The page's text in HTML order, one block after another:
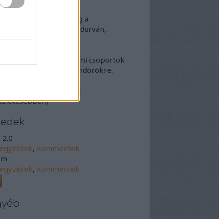
elvek
a másikat, nem pedig a
minősíted durván,
egy időre.
népek vagy társadalmi csoportok
uszítasz, kitiltunk mindörökre.
elvek
2.0
, kommentek
, kommentek